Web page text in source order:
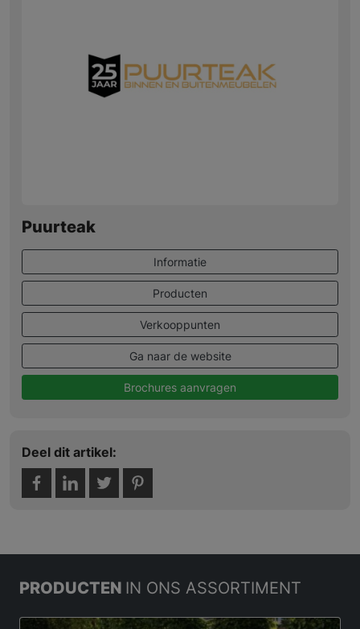
Puurteak
Informatie
Producten
Verkooppunten
Ga naar de website
Brochures aanvragen
Deel dit artikel:
PRODUCTEN IN ONS ASSORTIMENT